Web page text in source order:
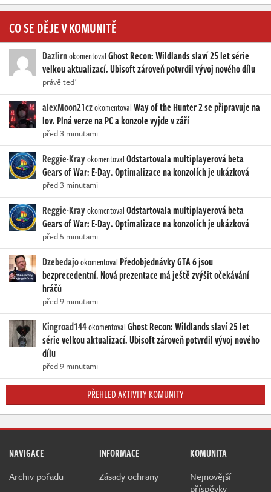
CO SE DĚJE V KOMUNITĚ
DazlirnokomentovalGhost Recon: Wildlands slaví 25 let série
velkou aktualizací. Ubisoft zároveň potvrdil vývoj nového dílu
právě teď
alexMoon21czokomentovalWay of the Hunter 2 se připravuje na
lov. Plná verze na PC a konzole vyjde v září
před 3 minutami
Reggie-KrayokomentovalOdstartovala multiplayerová beta
Gears of War: E-Day. Optimalizace na konzolích je ukázková
před 3 minutami
Reggie-KrayokomentovalOdstartovala multiplayerová beta
Gears of War: E-Day. Optimalizace na konzolích je ukázková
před 5 minutami
Dzebedajookomentoval Předobjednávky GTA 6 jsou
bezprecedentní. Nová prezentace má ještě zvýšit očekávání
hráčů
před 9 minutami
Kingroad144okomentovalGhost Recon: Wildlands slaví 25 let
série velkou aktualizací. Ubisoft zároveň potvrdil vývoj nového
dílu
před 9 minutami
PŘEHLED AKTIVITY KOMUNITY
NAVIGACE
Archiv pořadu
INFORMACE
Zásady ochrany
KOMUNITA
Nejnovější
příspěvky